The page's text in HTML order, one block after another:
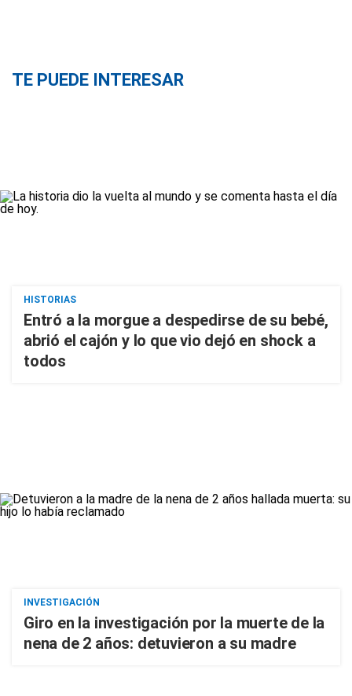
TE PUEDE INTERESAR
HISTORIAS
Entró a la morgue a despedirse de su bebé,
abrió el cajón y lo que vio dejó en shock a
todos
INVESTIGACIÓN
Giro en la investigación por la muerte de la
nena de 2 años: detuvieron a su madre